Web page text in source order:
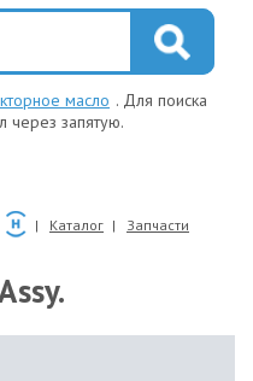
масло . Для поиска
через запятую.
Каталог Запчасти